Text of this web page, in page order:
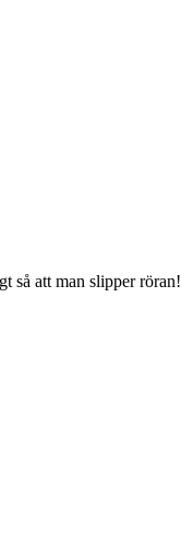
så att man slipper röran!